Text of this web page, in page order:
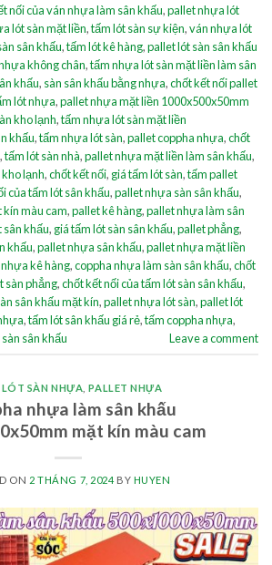
nối của ván nhựa làm sân khấu,pallet nhựa lót
lót sàn mặt liền,tấm lót sàn sự kiện,ván nhựa lót
sân khấu,tấm lót kê hàng,pallet lót sàn sân khấu
không chân,tấm nhựa lót sàn mặt liền làm sân
khấu, sàn sân khấu bằng nhựa,chốt kết nối pallet
lót nhựa,pallet nhựa mặt liền 1000x500x50mm
kho lạnh,tấm nhựa lót sàn mặt liền
khấu,tấm nhựa lót sàn,pallet coppha nhựa,chốt
,tấm lót sàn nhà,pallet nhựa mặt liền làm sân khấu,
lạnh,chốt kết nối, giá tấm lót sàn,tấm pallet
của tấm lót sân khấu,pallet nhựa sàn sân khấu,
kín màu cam,pallet kê hàng,pallet nhựa làm sân
sân khấu, giá tấm lót sàn sân khấu,pallet phẳng,
khấu,pallet nhựa sân khấu,pallet nhựa mặt liền
kê hàng,coppha nhựa làm sàn sân khấu,chốt
sàn phẳng,chốt kết nối của tấm lót sàn sân khấu,
sân khấu mặt kín,pallet nhựa lót sàn,pallet lót
,tấm lót sân khấu giá rẻ,tấm coppha nhựa,
sân khấu
Leave a comment
SÀN NHỰA ,PALLET NHỰA
nhựa làm sân khấu
mặt kín màu cam
ON 2 THÁNG 7, 2024BY HUYEN